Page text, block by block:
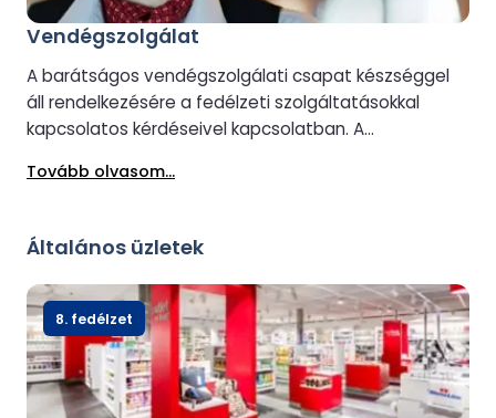
Vendégszolgálat
A barátságos vendégszolgálati csapat készséggel
áll rendelkezésére a fedélzeti szolgáltatásokkal
kapcsolatos kérdéseivel kapcsolatban. A
kabinfelminősítésre is (elérhetőség függvényében).
Tovább olvasom...
Általános üzletek
8. fedélzet